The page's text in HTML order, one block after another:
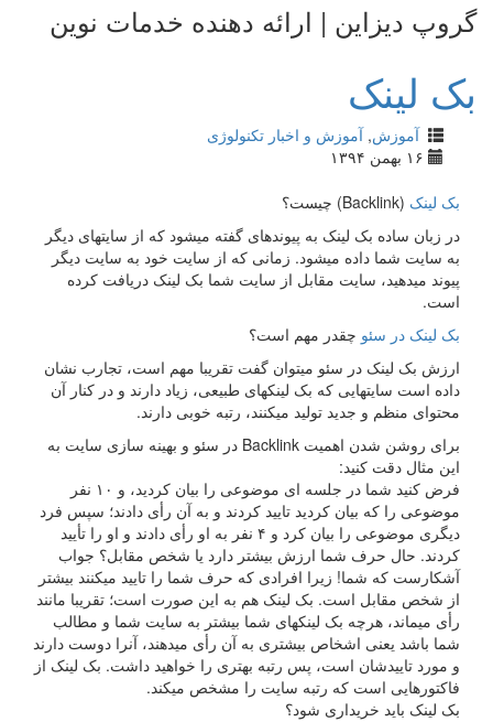
دیزاین | ارائه دهنده خدمات نوین
لینک
آموزش,آموزش و اخبار تکنولوژی
لینک(Backlink) چیست؟
زبان ساده بک لینک به پیوندهای گفته میشود که از سایتهای دیگر
سایت شما داده میشود. زمانی که از سایت خود به سایت دیگر
میدهید، سایت مقابل از سایت شما بک لینک دریافت کرده
لینک در سئوچقدر مهم است؟
بک لینک در سئو میتوان گفت تقریبا مهم است، تجارب نشان
است سایتهایی که بک لینکهای طبیعی، زیاد دارند و در کنار آن
منظم و جدید تولید میکنند، رتبه خوبی دارند.
برای روشن شدن اهمیت Backlink در سئو و بهینه سازی سایت به
مثال دقت کنید:
فرض کنید شما در جلسه ای موضوعی را بیان کردید، و ۱۰ نفر
را که بیان کردید تایید کردند و به آن رأی دادند؛ سپس فرد
دیگری موضوعی را بیان کرد و ۴ نفر به او رأی دادند و او را تأیید
حال حرف شما ارزش بیشتر دارد یا شخص مقابل؟ جواب
که شما! زیرا افرادی که حرف شما را تایید میکنند بیشتر
شخص مقابل است. بک لینک هم به این صورت است؛ تقریبا مانند
میماند، هرچه بک لینکهای شما بیشتر به سایت شما و مطالب
باشد یعنی اشخاص بیشتری به آن رأی میدهند، آنرا دوست دارند
مورد تاییدشان است، پس رتبه بهتری را خواهید داشت. بک لینک از
است که رتبه سایت را مشخص میکند.
لینک باید خریداری شود؟